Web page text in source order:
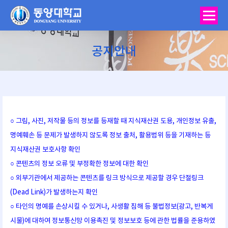
공지안내
You are here:
○ 그림, 사진, 저작물 등의 정보를 등재할 때 지식재산권 도용, 개인정보 유출,
명예훼손 등 문제가 발생하지 않도록 정보 출처, 활용범위 등을 기재하는 등
지식재산권 보호사항 확인
○ 콘텐츠의 정보 오류 및 부정확한 정보에 대한 확인
○ 외부기관에서 제공하는 콘텐츠를 링크 방식으로 제공할 경우 단절링크
(Dead Link)가 발생하는지 확인
○ 타인의 명예를 손상시킬 수 있거나, 사생활 침해 등 불법정보(광고, 반복게
시물)에 대하여 정보통신망 이용촉진 및 정보보호 등에 관한 법률을 준용하였